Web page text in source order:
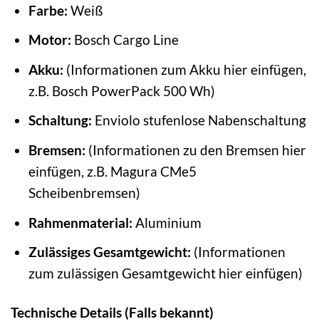
Farbe: Weiß
Motor: Bosch Cargo Line
Akku: (Informationen zum Akku hier einfügen,
z.B. Bosch PowerPack 500 Wh)
Schaltung: Enviolo stufenlose Nabenschaltung
Bremsen: (Informationen zu den Bremsen hier
einfügen, z.B. Magura CMe5
Scheibenbremsen)
Rahmenmaterial: Aluminium
Zulässiges Gesamtgewicht: (Informationen
zum zulässigen Gesamtgewicht hier einfügen)
Technische Details (Falls bekannt)